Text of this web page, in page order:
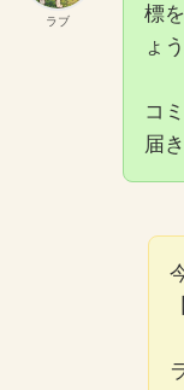
ラブ
標
ょう
コ
届